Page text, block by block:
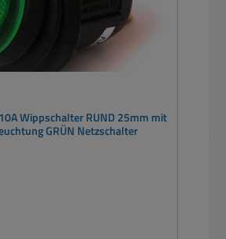
Wippschalter RUND 25mm mit
GRÜN Netzschalter